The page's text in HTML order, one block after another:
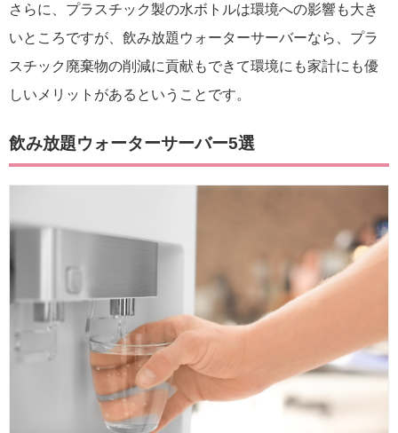
さらに、プラスチック製の水ボトルは環境への影響も大き
いところですが、飲み放題ウォーターサーバーなら、プラ
スチック廃棄物の削減に貢献もできて環境にも家計にも優
しいメリットがあるということです。
飲み放題ウォーターサーバー5選